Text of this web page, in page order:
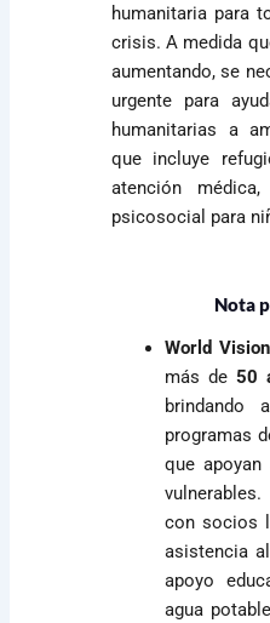
humanitaria para
crisis. A medida
aumentando, se
urgente para
humanitarias a
que incluye
atención
psicosocial para
Nota
World
más de50
brindando
programas
que
con socios
asistencia
apoyo
agua